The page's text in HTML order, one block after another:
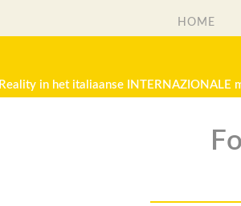
HOME
in het italiaanse INTERNAZIONALE